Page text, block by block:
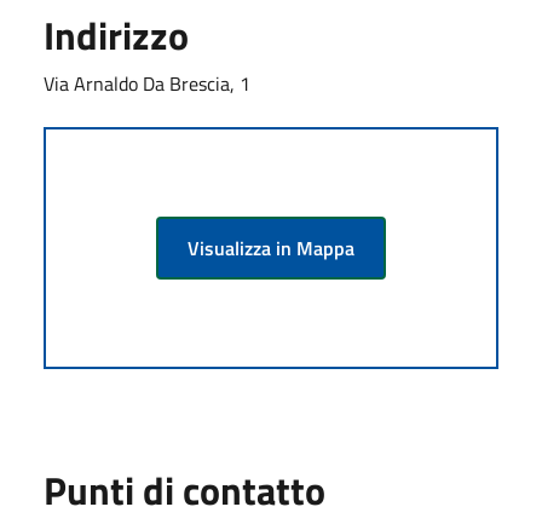
Indirizzo
Via Arnaldo Da Brescia, 1
Visualizza in Mappa
Punti di contatto